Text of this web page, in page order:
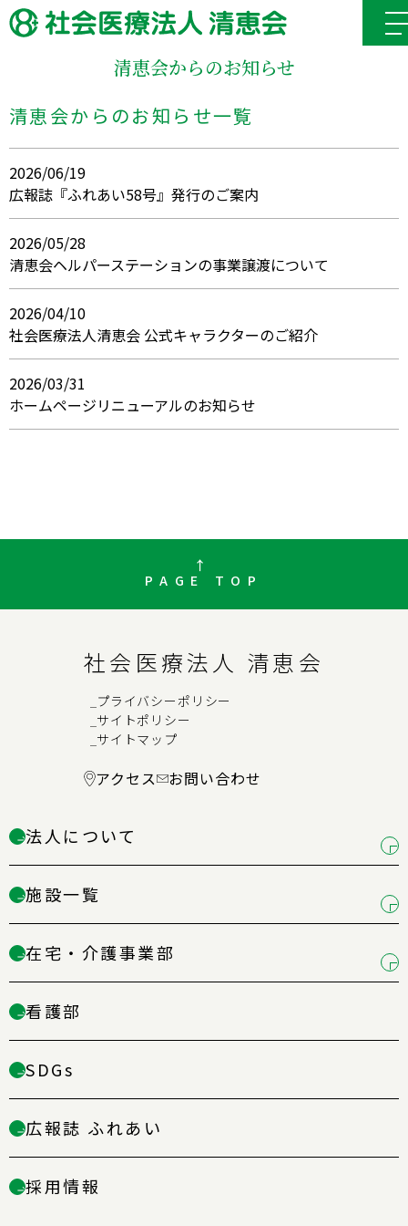
清恵会からのお知らせ
清恵会からのお知らせ一覧
広報誌『ふれあい58号』発行のご案内
2026/06/19
清恵会ヘルパーステーションの事業譲渡について
2026/05/28
社会医療法人清恵会 公式キャラクターのご紹介
2026/04/10
ホームページリニューアルのお知らせ
2026/03/31
PAGE TOP
社会医療法人 清恵会
→
プライバシーポリシー
→
サイトポリシー
→
サイトマップ
アクセス お問い合わせ
→
法人について
→
施設一覧
→
在宅・介護事業部
→
看護部
→
SDGs
→
広報誌 ふれあい
→
採用情報